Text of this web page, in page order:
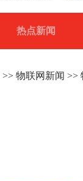
热点新闻
>> 物联网新闻 >>